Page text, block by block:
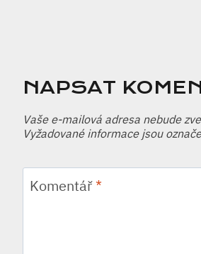
NAPSAT
Vaše e-mailová adresa nebude
Vyžadované informace jsou
Komentář*